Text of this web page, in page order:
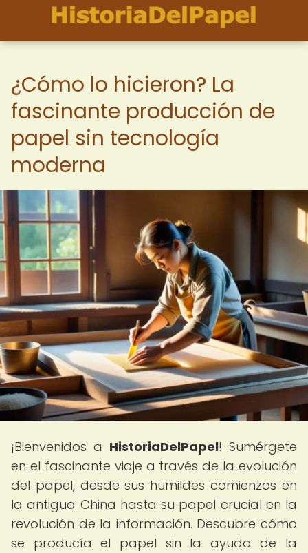
¿Cómo lo hicieron? La
fascinante producción de
papel sin tecnología
moderna
¡Bienvenidos a HistoriaDelPapel! Sumérgete
en el fascinante viaje a través de la evolución
del papel, desde sus humildes comienzos en
la antigua China hasta su papel crucial en la
revolución de la información. Descubre cómo
se producía el papel sin la ayuda de la